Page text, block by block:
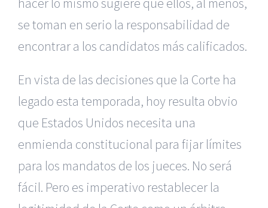
se toman en serio la responsabilidad de
encontrar a los candidatos más calificados.
En vista de las decisiones que la Corte ha
legado esta temporada, hoy resulta obvio
que Estados Unidos necesita una
enmienda constitucional para fijar límites
para los mandatos de los jueces. No será
fácil. Pero es imperativo restablecer la